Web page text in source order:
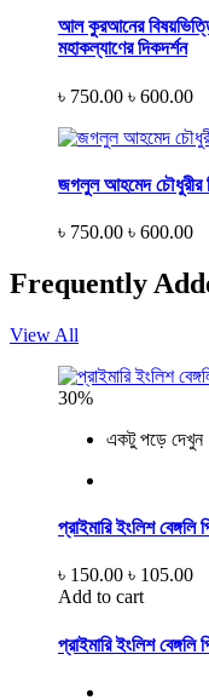
আল কুরআনের
মহাকল্যাণের দিকদর্শন
৳ 750.00 ৳ 600.00
জগলুল আহমেদ চৌধুরীর
৳ 750.00 ৳ 600.00
Frequently
View All
30%
একটু পড়ে দেখুন
প্রাইমারি ইংলিশ
৳ 150.00 ৳ 105.00
Add to cart
প্রাইমারি ইংলিশ